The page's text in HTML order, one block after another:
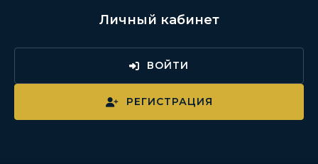
Личный кабинет
ВОЙТИ
РЕГИСТРАЦИЯ